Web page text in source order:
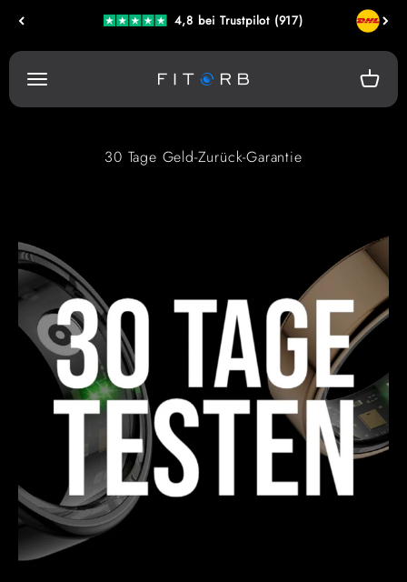
Zum Inhalt springen 4,8 bei Trustpilot (917)
Menü Fitorb
30 Tage Geld-Zurück-Garantie